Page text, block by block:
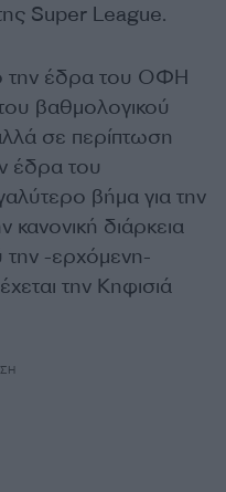
Super League.
την έδρα του ΟΦΗ
βαθμολογικού
σε περίπτωση
έδρα του
βήμα για την
κανονική διάρκεια
-ερχόμενη-
την Κηφισιά